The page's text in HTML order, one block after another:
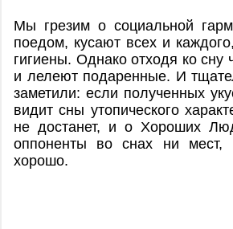
Мы грезим о социальной
поедом, кусают всех и
гигиены. Однако отходя ко сну
и лелеют подаренные. И
заметили: если полученных
видит сны утопического
не достанет, и о Хороших
оппоненты во снах ни
хорошо.